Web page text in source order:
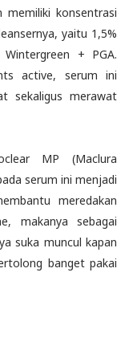
memiliki konsentrasi
yaitu 1,5%
+ PGA.
active, serum ini
sekaligus merawat
MP (Maclura
serum ini menjadi
meredakan
makanya sebagai
suka muncul kapan
banget pakai